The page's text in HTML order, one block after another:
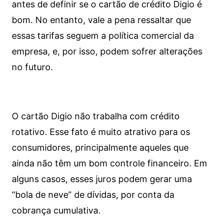
antes de definir se o cartão de crédito Digio é
bom. No entanto, vale a pena ressaltar que
essas tarifas seguem a política comercial da
empresa, e, por isso, podem sofrer alterações
no futuro.
O cartão Digio não trabalha com crédito
rotativo. Esse fato é muito atrativo para os
consumidores, principalmente aqueles que
ainda não têm um bom controle financeiro. Em
alguns casos, esses juros podem gerar uma
“bola de neve” de dívidas, por conta da
cobrança cumulativa.